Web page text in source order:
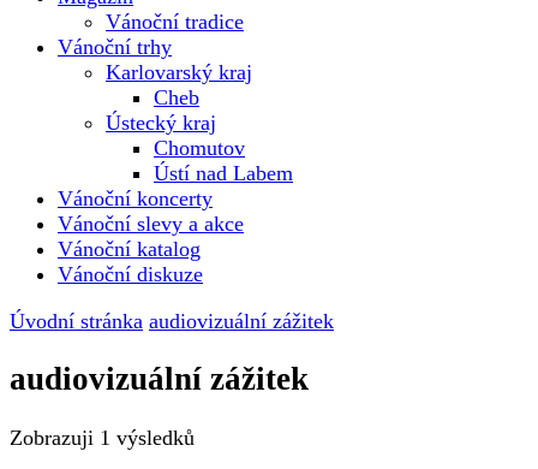
Vánoční tradice
Vánoční trhy
Karlovarský kraj
Cheb
Ústecký kraj
Chomutov
Ústí nad Labem
Vánoční koncerty
Vánoční slevy a akce
Vánoční katalog
Vánoční diskuze
Úvodní stránka audiovizuální zážitek
audiovizuální zážitek
Zobrazuji 1 výsledků